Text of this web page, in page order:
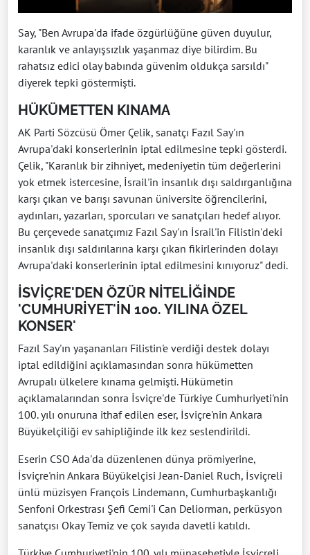
Say, "Ben Avrupa'da ifade özgürlüğüne güven duyulur,
karanlık ve anlayışsızlık yaşanmaz diye bilirdim. Bu
rahatsız edici olay babında güvenim oldukça sarsıldı"
diyerek tepki göstermişti.
HÜKÜMETTEN KINAMA
AK Parti Sözcüsü Ömer Çelik, sanatçı Fazıl Say'ın
Avrupa'daki konserlerinin iptal edilmesine tepki gösterdi.
Çelik, "Karanlık bir zihniyet, medeniyetin tüm değerlerini
yok etmek istercesine, İsrail'in insanlık dışı saldırganlığına
karşı çıkan ve barışı savunan üniversite öğrencilerini,
aydınları, yazarları, sporcuları ve sanatçıları hedef alıyor.
Bu çerçevede sanatçımız Fazıl Say'ın İsrail'in Filistin'deki
insanlık dışı saldırılarına karşı çıkan fikirlerinden dolayı
Avrupa'daki konserlerinin iptal edilmesini kınıyoruz" dedi.
İSVİÇRE'DEN ÖZÜR NİTELİĞİNDE
'CUMHURİYET'İN 100. YILINA ÖZEL
KONSER'
Fazıl Say'ın yaşananları Filistin'e verdiği destek dolayı
iptal edildiğini açıklamasından sonra hükümetten
Avrupalı ülkelere kınama gelmişti. Hükümetin
açıklamalarından sonra İsviçre'de Türkiye Cumhuriyeti'nin
100. yılı onuruna ithaf edilen eser, İsviçre'nin Ankara
Büyükelçiliği ev sahipliğinde ilk kez seslendirildi.
Eserin CSO Ada'da düzenlenen dünya prömiyerine,
İsviçre'nin Ankara Büyükelçisi Jean-Daniel Ruch, İsviçreli
ünlü müzisyen François Lindemann, Cumhurbaşkanlığı
Senfoni Orkestrası Şefi Cemi'i Can Deliorman, perküsyon
sanatçısı Okay Temiz ve çok sayıda davetli katıldı.